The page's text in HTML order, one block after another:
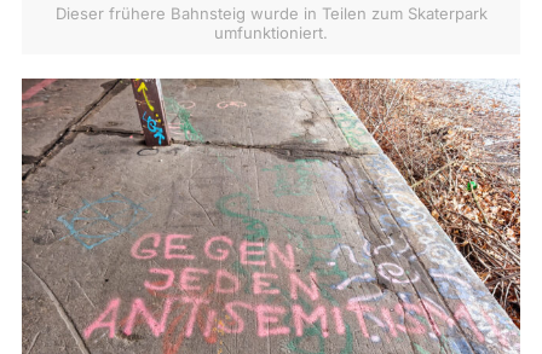
Dieser frühere Bahnsteig wurde in Teilen zum Skaterpark
umfunktioniert.